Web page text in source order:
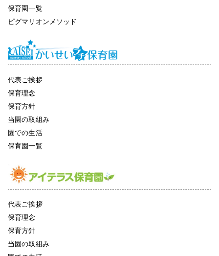
保育園一覧
ピグマリオンメソッド
代表ご挨拶
保育理念
保育方針
当園の取組み
園での生活
保育園一覧
代表ご挨拶
保育理念
保育方針
当園の取組み